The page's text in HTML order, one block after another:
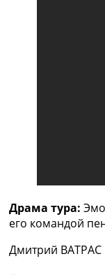
Драма тура:
его командой
Дмитрий ВАТРАС